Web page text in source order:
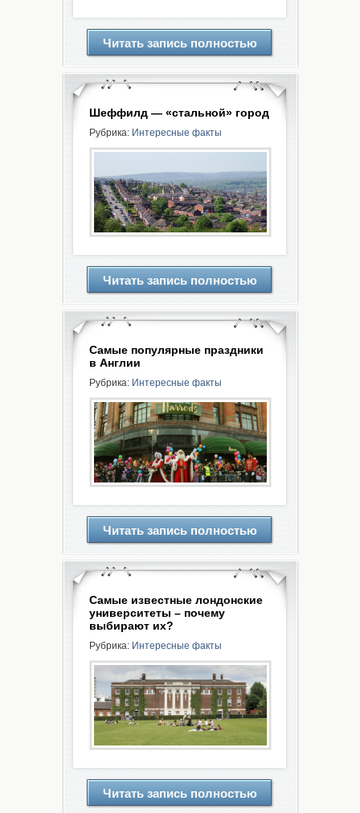
Читать запись полностью
Шеффилд — «стальной» город
Рубрика: Интересные факты
Читать запись полностью
Самые популярные праздники
в Англии
Рубрика: Интересные факты
Читать запись полностью
Самые известные лондонские
университеты – почему
выбирают их?
Рубрика: Интересные факты
Читать запись полностью